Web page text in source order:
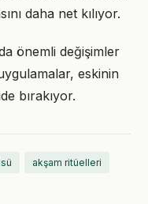
daha net kılıyor.
önemli değişimler
eskinin
bırakıyor.
akşam ritüelleri